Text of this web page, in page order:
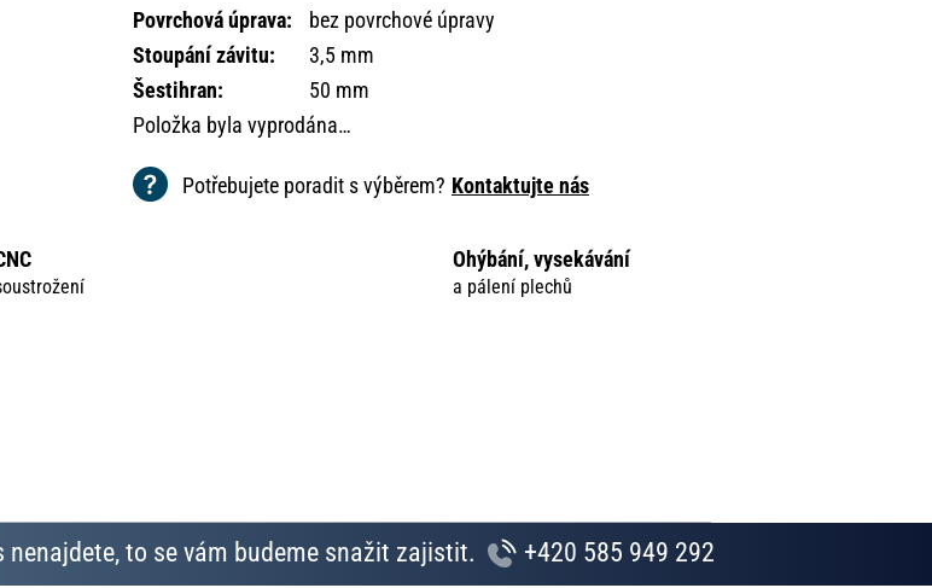
Povrchová úprava:
bez povrchové úpravy
Stoupání závitu:
3,5 mm
Šestihran:
50 mm
Položka byla vyprodána…
Potřebujete poradit s výběrem? Kontaktujte nás
Ohýbání, vysekávání
a pálení plechů
to se vám budeme snažit zajistit. +420 585 949 292